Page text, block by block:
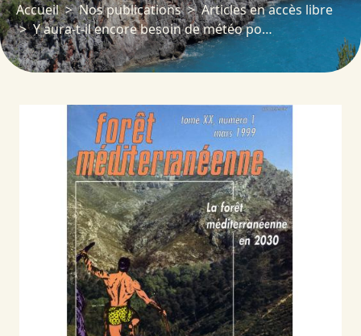
Accueil Nos publications
Articles en accès libre
Y aura-t-il encore besoin de météo pour les feux de forêts ?